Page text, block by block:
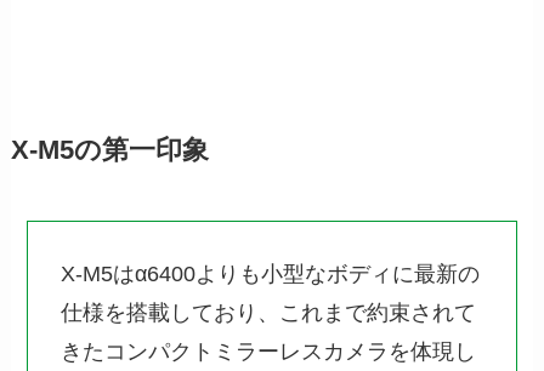
X-M5の第一印象
X-M5はα6400よりも小型なボディに最新の
仕様を搭載しており、これまで約束されて
きたコンパクトミラーレスカメラを体現し